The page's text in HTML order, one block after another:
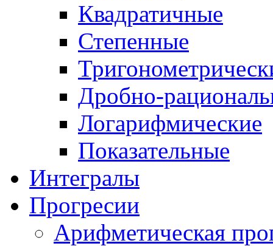
Квадратичные
Степенные
Дробно-
Логарифмические
Показательные
Интегралы
Прогресии
Арифметическая